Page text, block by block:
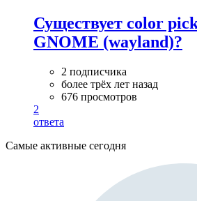
Существует color
GNOME (wayland)?
2 подписчика
более трёх лет назад
676 просмотров
2
ответа
Самые активные сегодня